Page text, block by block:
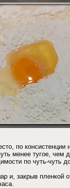
по консистенции
менее тугое, чем
по чуть-чуть
и, закрыв пленкой